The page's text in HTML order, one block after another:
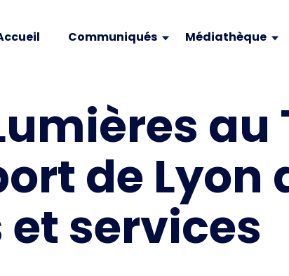
Communiqués Médiathèque
de Lyon
services